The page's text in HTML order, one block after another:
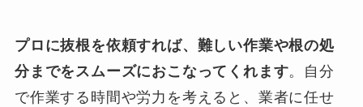
プロに抜根を依頼すれば、難しい作業や根の処
分までをスムーズにおこなってくれます。自分
で作業する時間や労力を考えると、業者に任せ